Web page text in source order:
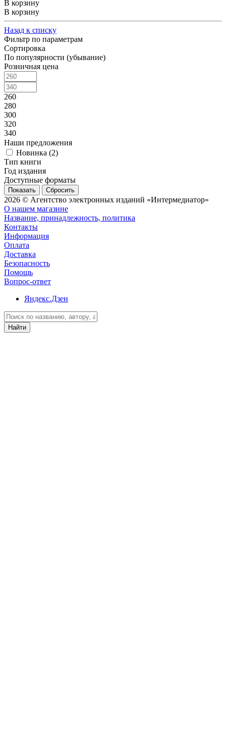
В корзину
В корзину
Назад к списку
Фильтр по параметрам
Сортировка
По популярности (убывание)
Розничная цена
260
280
300
320
340
Наши предложения
Новинка (2)
Тип книги
Год издания
Доступные форматы
Сбросить
2026 © Агентство электронных изданий «Интермедиатор»
О нашем магазине
Название, принадлежность, политика
Контакты
Информация
Оплата
Доставка
Безопасность
Помощь
Вопрос-ответ
Яндекс.Дзен
Найти